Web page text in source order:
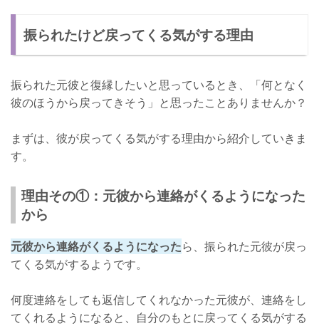
彼に戻ってきてもらうためには、今までと同じ自分ではいけま
せん。
振られたけど戻ってくる気がする理由
振られた元彼と復縁したいと思っているとき、「何となく
彼のほうから戻ってきそう」と思ったことありませんか？
まずは、彼が戻ってくる気がする理由から紹介していきま
す。
理由その①：元彼から連絡がくるようになった
から
元彼から連絡がくるようになったら、振られた元彼が戻っ
てくる気がするようです。
何度連絡をしても返信してくれなかった元彼が、連絡をし
てくれるようになると、自分のもとに戻ってくる気がする